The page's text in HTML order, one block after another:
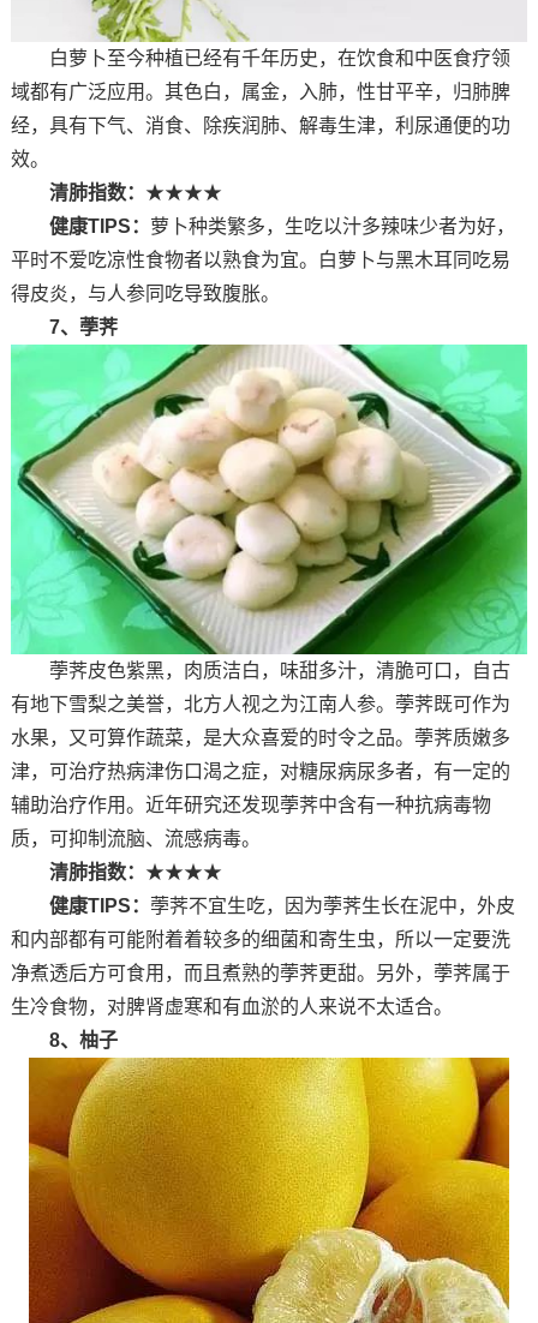
白萝卜至今种植已经有千年历史，在饮食和中医食疗领
域都有广泛应用。其色白，属金，入肺，性甘平辛，归肺脾
经，具有下气、消食、除疾润肺、解毒生津，利尿通便的功
效。
清肺指数： ★★★★
健康TIPS： 萝卜种类繁多，生吃以汁多辣味少者为好，
平时不爱吃凉性食物者以熟食为宜。白萝卜与黑木耳同吃易
得皮炎，与人参同吃导致腹胀。
7、荸荠
荸荠皮色紫黑，肉质洁白，味甜多汁，清脆可口，自古
有地下雪梨之美誉，北方人视之为江南人参。荸荠既可作为
水果，又可算作蔬菜，是大众喜爱的时令之品。荸荠质嫩多
津，可治疗热病津伤口渴之症，对糖尿病尿多者，有一定的
辅助治疗作用。近年研究还发现荸荠中含有一种抗病毒物
质，可抑制流脑、流感病毒。
清肺指数： ★★★★
健康TIPS： 荸荠不宜生吃，因为荸荠生长在泥中，外皮
和内部都有可能附着着较多的细菌和寄生虫，所以一定要洗
净煮透后方可食用，而且煮熟的荸荠更甜。另外，荸荠属于
生冷食物，对脾肾虚寒和有血淤的人来说不太适合。
8、柚子